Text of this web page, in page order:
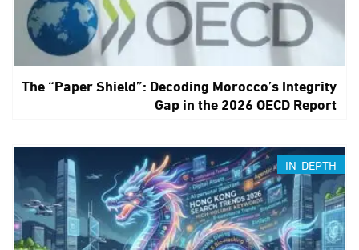
The “Paper Shield”: Decoding Morocco’s Integrity
Gap in the 2026 OECD Report
IN-DEPTH